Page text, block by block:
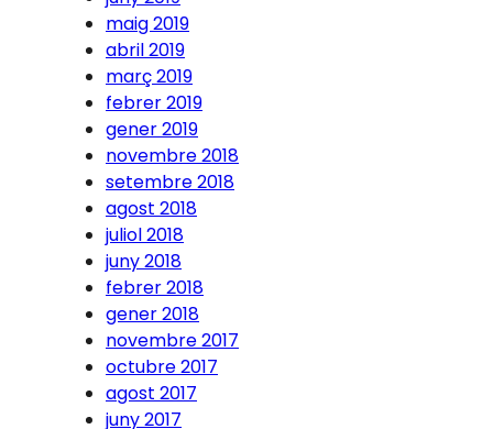
maig 2019
abril 2019
març 2019
febrer 2019
gener 2019
novembre 2018
setembre 2018
agost 2018
juliol 2018
juny 2018
febrer 2018
gener 2018
novembre 2017
octubre 2017
agost 2017
juny 2017